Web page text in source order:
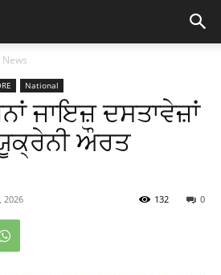
National
ਜਾਇਜ਼ ਦਸਤਾਵੇਜ਼ਾਂ
ਔਰਤ
2026 0
132